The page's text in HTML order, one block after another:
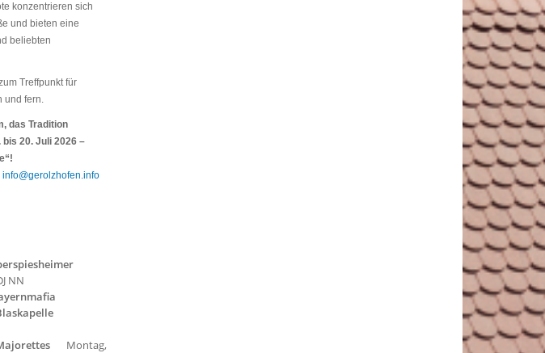
konzentrieren sich
und bieten eine
beliebten
Treffpunkt für
und fern.
das Tradition
bis 20. Juli 2026 –
info@gerolzhofen.info
NN
Montag,